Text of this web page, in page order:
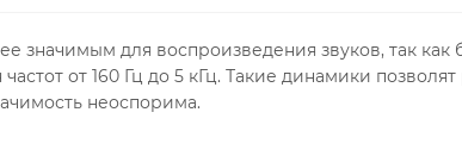
значимым для воспроизведения звуков, так как
от 160 Гц до 5 кГц. Такие динамики
неоспорима.